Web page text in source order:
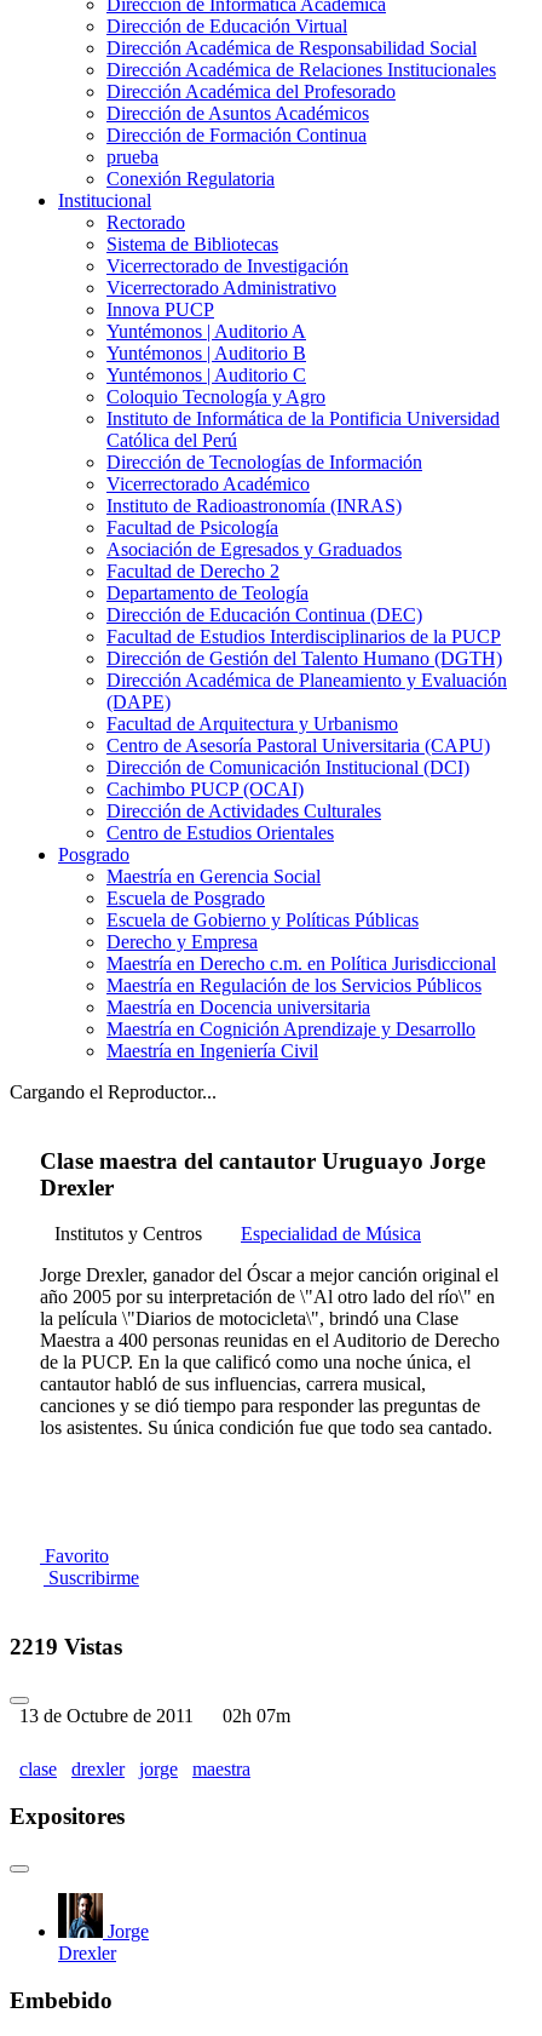
Dirección de Informática Académica
Dirección de Educación Virtual
Dirección Académica de Responsabilidad Social
Dirección Académica de Relaciones Institucionales
Dirección Académica del Profesorado
Dirección de Asuntos Académicos
Dirección de Formación Continua
prueba
Conexión Regulatoria
Institucional
Rectorado
Sistema de Bibliotecas
Vicerrectorado de Investigación
Vicerrectorado Administrativo
Innova PUCP
Yuntémonos | Auditorio A
Yuntémonos | Auditorio B
Yuntémonos | Auditorio C
Coloquio Tecnología y Agro
Instituto de Informática de la Pontificia Universidad
Católica del Perú
Dirección de Tecnologías de Información
Vicerrectorado Académico
Instituto de Radioastronomía (INRAS)
Facultad de Psicología
Asociación de Egresados y Graduados
Facultad de Derecho 2
Departamento de Teología
Dirección de Educación Continua (DEC)
Facultad de Estudios Interdisciplinarios de la PUCP
Dirección de Gestión del Talento Humano (DGTH)
Dirección Académica de Planeamiento y Evaluación
(DAPE)
Facultad de Arquitectura y Urbanismo
Centro de Asesoría Pastoral Universitaria (CAPU)
Dirección de Comunicación Institucional (DCI)
Cachimbo PUCP (OCAI)
Dirección de Actividades Culturales
Centro de Estudios Orientales
Posgrado
Maestría en Gerencia Social
Escuela de Posgrado
Escuela de Gobierno y Políticas Públicas
Derecho y Empresa
Maestría en Derecho c.m. en Política Jurisdiccional
Maestría en Regulación de los Servicios Públicos
Maestría en Docencia universitaria
Maestría en Cognición Aprendizaje y Desarrollo
Maestría en Ingeniería Civil
Cargando el Reproductor...
Clase maestra del cantautor Uruguayo Jorge
Drexler
Institutos y Centros
Especialidad de Música
Jorge Drexler, ganador del Óscar a mejor canción original el
año 2005 por su interpretación de \"Al otro lado del río\" en
la película \"Diarios de motocicleta\", brindó una Clase
Maestra a 400 personas reunidas en el Auditorio de Derecho
de la PUCP. En la que calificó como una noche única, el
cantautor habló de sus influencias, carrera musical,
canciones y se dió tiempo para responder las preguntas de
los asistentes. Su única condición fue que todo sea cantado.
Favorito
Suscribirme
2219 Vistas
13 de Octubre de 2011 02h 07m
clase drexler jorge maestra
Expositores
Jorge
Drexler
Embebido